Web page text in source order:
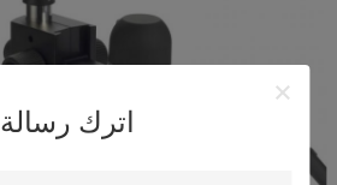
اترك رسالة